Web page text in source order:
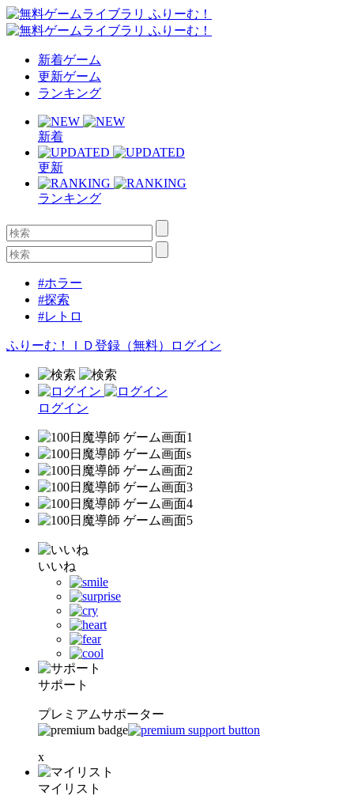
新着ゲーム
更新ゲーム
ランキング
新着
更新
ランキング
#ホラー
#探索
#レトロ
ふりーむ！ＩＤ登録（無料） ログイン
ログイン
いいね
サポート
プレミアムサポーター
x
マイリスト